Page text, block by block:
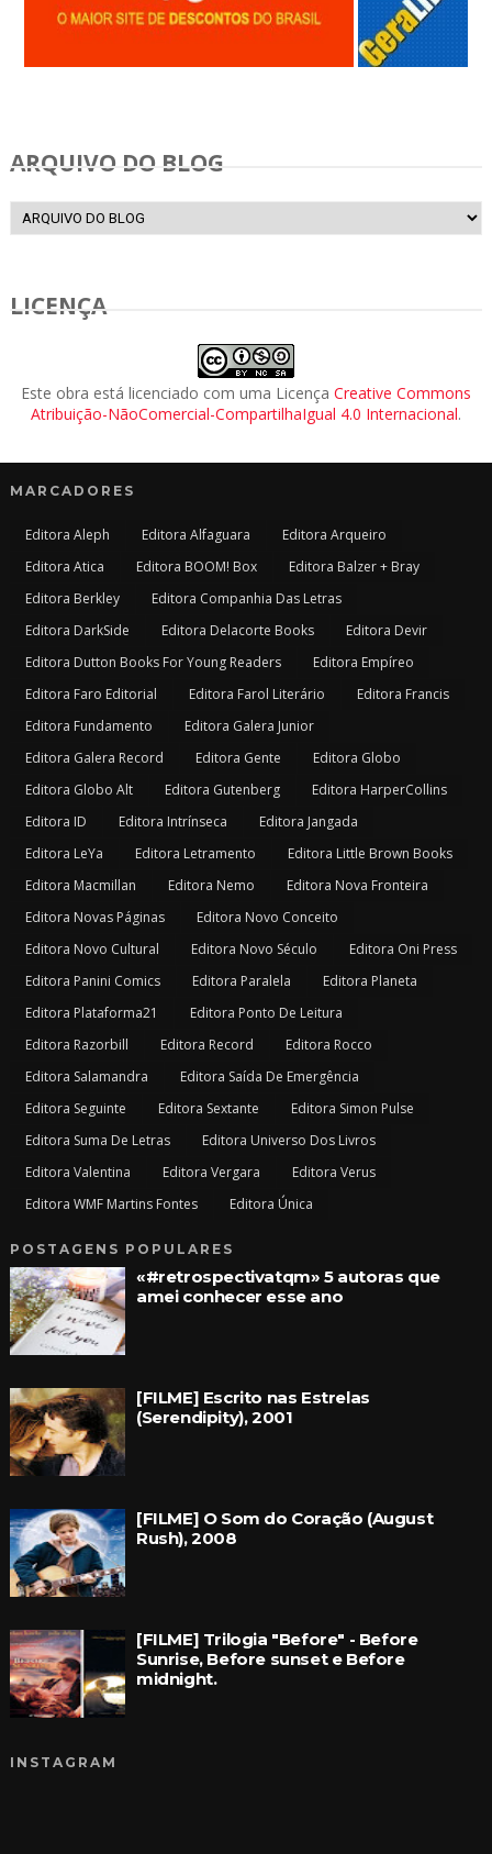
ARQUIVO DO BLOG
LICENÇA
Este obra está licenciado com uma Licença Creative Commons
Atribuição-NãoComercial-CompartilhaIgual 4.0 Internacional.
MARCADORES
Editora Aleph Editora Alfaguara
Editora Arqueiro
Editora Atica
Editora BOOM! Box
Editora Balzer + Bray
Editora Berkley
Editora Companhia Das Letras
Editora DarkSide
Editora Delacorte Books
Editora Devir
Editora Dutton Books For Young Readers
Editora Empíreo
Editora Faro Editorial
Editora Farol Literário
Editora Francis
Editora Fundamento
Editora Galera Junior
Editora Galera Record
Editora Gente
Editora Globo
Editora Globo Alt
Editora Gutenberg
Editora HarperCollins
Editora ID
Editora Intrínseca
Editora Jangada
Editora LeYa
Editora Letramento
Editora Little Brown Books
Editora Macmillan
Editora Nemo
Editora Nova Fronteira
Editora Novas Páginas
Editora Novo Conceito
Editora Novo Cultural
Editora Novo Século
Editora Oni Press
Editora Panini Comics
Editora Paralela
Editora Planeta
Editora Plataforma21
Editora Ponto De Leitura
Editora Razorbill
Editora Record
Editora Rocco
Editora Salamandra
Editora Saída De Emergência
Editora Seguinte
Editora Sextante
Editora Simon Pulse
Editora Suma De Letras
Editora Universo Dos Livros
Editora Valentina
Editora Vergara
Editora Verus
Editora WMF Martins Fontes
Editora Única
POSTAGENS POPULARES
«#retrospectivatqm» 5 autoras que
amei conhecer esse ano
[FILME] Escrito nas Estrelas
(Serendipity), 2001
[FILME] O Som do Coração (August
Rush), 2008
[FILME] Trilogia "Before" - Before
Sunrise, Before sunset e Before
midnight.
INSTAGRAM